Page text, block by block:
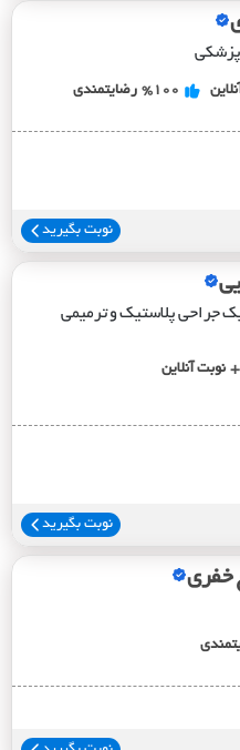
%100 رضایتمندی
نوبت بگیرید
جراحی پلاستیک و ترمیمی
نوبت آنلاین
نوبت بگیرید
خفری